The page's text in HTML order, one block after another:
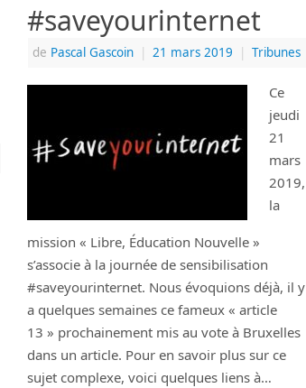
#saveyourinternet
de Pascal Gascoin | 21 mars 2019 | Tribunes
Ce
jeudi
21
mars
2019,
la
mission « Libre, Éducation Nouvelle »
s’associe à la journée de sensibilisation
#saveyourinternet. Nous évoquions déjà, il y
a quelques semaines ce fameux « article
13 » prochainement mis au vote à Bruxelles
dans un article. Pour en savoir plus sur ce
sujet complexe, voici quelques liens à…